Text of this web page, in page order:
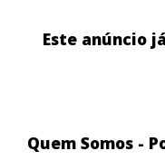
Este anúncio
Quem Somos -